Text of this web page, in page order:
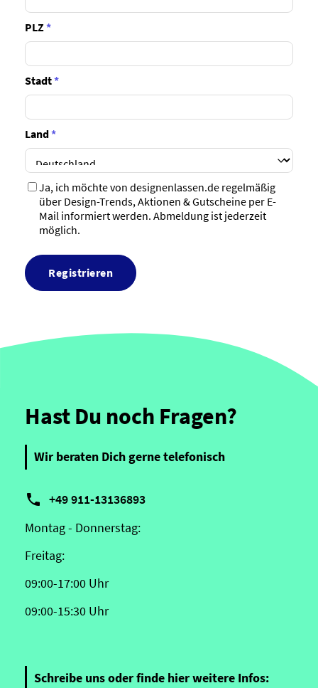
PLZ*
Stadt*
Land*
Ja, ich möchte von designenlassen.de regelmäßig
über Design-Trends, Aktionen & Gutscheine per E-
Mail informiert werden. Abmeldung ist jederzeit
möglich.
Registrieren
Hast Du noch Fragen?
Wir beraten Dich gerne telefonisch
 +49 911-13136893
Montag - Donnerstag:
Freitag:
09:00-17:00 Uhr
09:00-15:30 Uhr
Schreibe uns oder finde hier weitere Infos: